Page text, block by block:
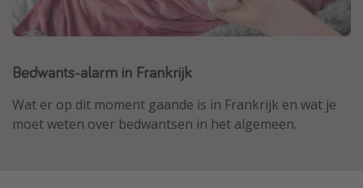
Thailand
Malta
Madeira
Egypte
Bedwants-alarm in Frankrijk
Wat er op dit moment gaande is in Frankrijk en wat je
moet weten over bedwantsen in het algemeen.